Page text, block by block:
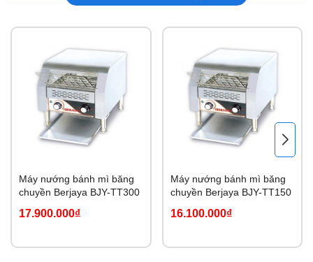
Máy nướng bánh mì băng
chuyền Berjaya BJY-TT300
17.900.000₫
Máy nướng bánh mì băng
chuyền Berjaya BJY-TT150
16.100.000₫